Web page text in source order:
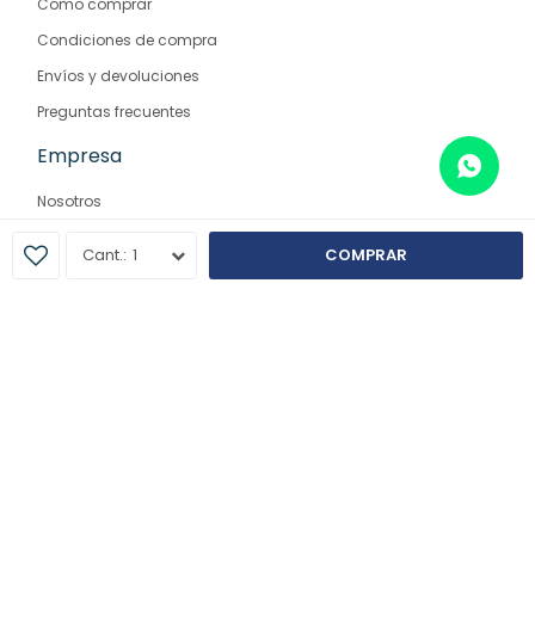
1 COMPRAR
Condiciones de compra
Envíos y devoluciones
Preguntas frecuentes
Empresa
Nosotros